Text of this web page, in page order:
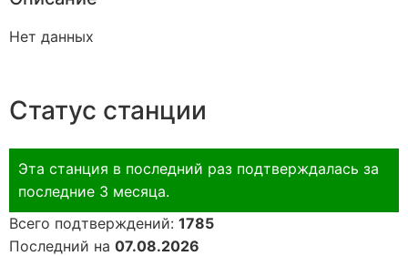
Нет данных
Статус станции
Эта станция в последний раз подтверждалась за
последние 3 месяца.
Всего подтверждений: 1785
Последний на 07.08.2026